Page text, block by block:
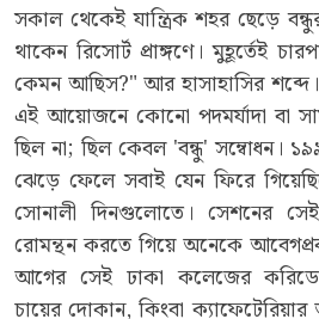
সকাল থেকেই যান্ত্রিক শহর ছেড়ে
থাকেন রিসোর্ট প্রাঙ্গণে। মুহূর্তেই
কেমন আছিস?" আর হাসাহাসির
এই আয়োজনে কোনো পদমর্যাদা বা
ছিল না; ছিল কেবল 'বন্ধু' সম্বোধন।
ঝেড়ে ফেলে সবাই যেন ফিরে
সোনালী দিনগুলোতে। সেশনের
রোমন্থন করতে গিয়ে অনেকে
আগের সেই ঢাকা কলেজের
চায়ের দোকান, কিংবা